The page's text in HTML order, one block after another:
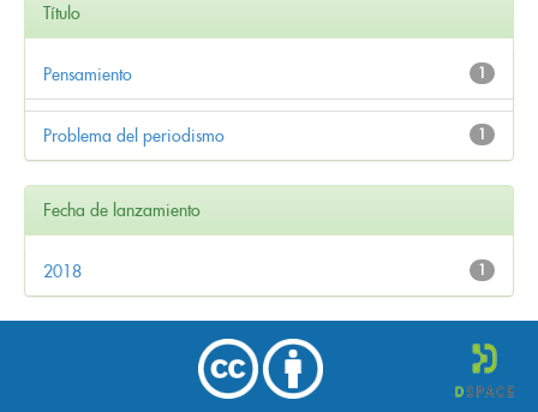
Título
1
Pensamiento
1
Problema del periodismo
Fecha de lanzamiento
1
2018